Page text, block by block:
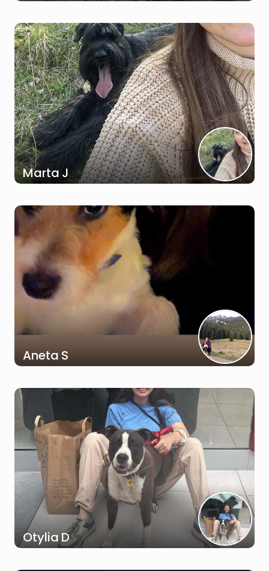
Marta J
Aneta S
Otylia D